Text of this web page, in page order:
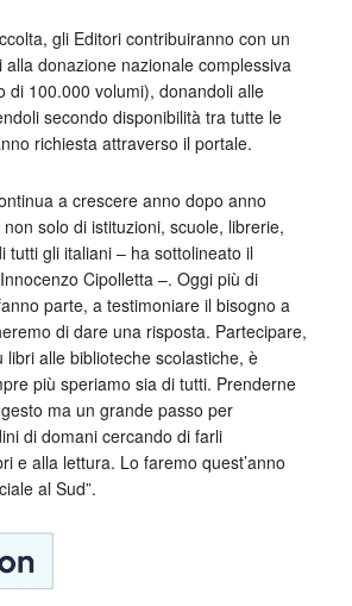
gli Editori contribuiranno con un
donazione nazionale complessiva
di 100.000 volumi), donandoli alle
secondo disponibilità tra tutte le
richiesta attraverso il portale.
a crescere anno dopo anno
solo di istituzioni, scuole, librerie,
tutti gli italiani – ha sottolineato il
Cipolletta –. Oggi più di
parte, a testimoniare il bisogno a
di dare una risposta. Partecipare,
libri alle biblioteche scolastiche, è
più speriamo sia di tutti. Prenderne
ma un grande passo per
di domani cercando di farli
e alla lettura. Lo faremo quest’anno
al Sud”.